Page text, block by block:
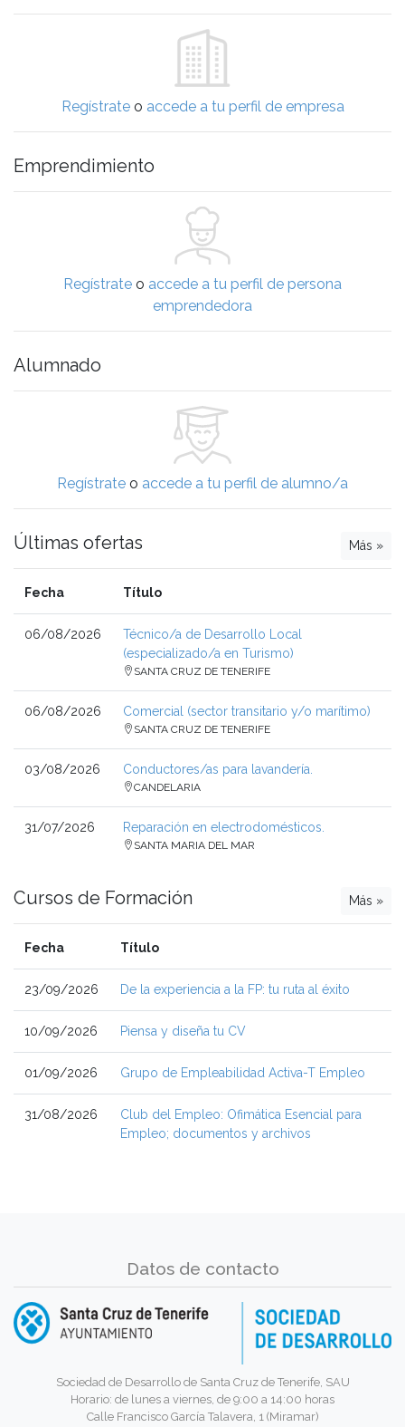
Regístrateo accede a tu perfil de empresa
Emprendimiento
Regístrate o accede a tu perfil de persona
emprendedora
Alumnado
Regístrate o accede a tu perfil de alumno/a
Más »
Últimas ofertas
Fecha Título
06/08/2026
Técnico/a de Desarrollo Local
(especializado/a en Turismo)
SANTA CRUZ DE TENERIFE
06/08/2026 Comercial (sector transitario y/o marítimo)
SANTA CRUZ DE TENERIFE
03/08/2026 Conductores/as para lavandería.
CANDELARIA
31/07/2026 Reparación en electrodomésticos.
SANTA MARIA DEL MAR
Más »
Cursos de Formación
Fecha Título
23/09/2026 De la experiencia a la FP: tu ruta al éxito
10/09/2026 Piensa y diseña tu CV
01/09/2026 Grupo de Empleabilidad Activa-T Empleo
31/08/2026
Club del Empleo: Ofimática Esencial para
Empleo; documentos y archivos
Datos de contacto
Sociedad de Desarrollo de Santa Cruz de Tenerife, SAU
Horario: de lunes a viernes, de 9:00 a 14:00 horas
Calle Francisco García Talavera, 1 (Miramar)